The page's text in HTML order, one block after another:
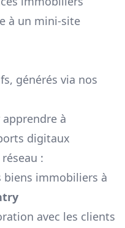
à un mini-site
générés via nos
à
digitaux
:
biens immobiliers à
avec les clients